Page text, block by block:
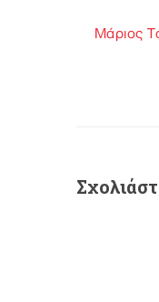
Mάριος